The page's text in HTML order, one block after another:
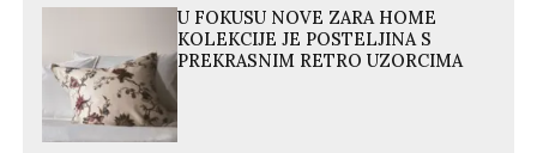
U FOKUSU NOVE ZARA HOME
KOLEKCIJE JE POSTELJINA S
PREKRASNIM RETRO UZORCIMA